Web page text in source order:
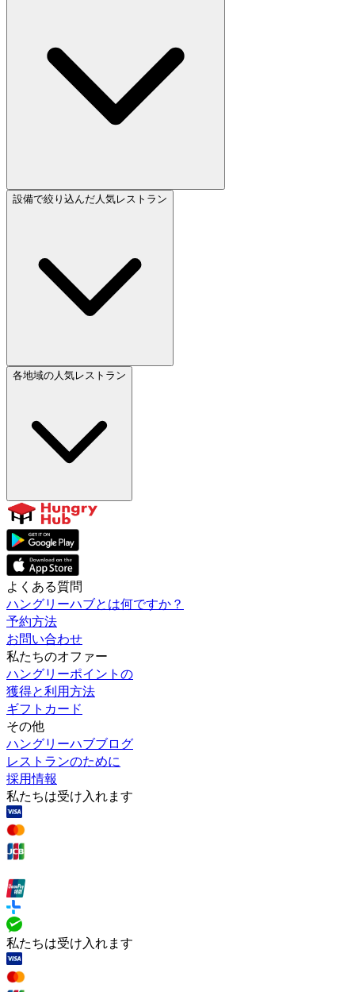
設備で絞り込んだ人気レストラン
各地域の人気レストラン
よくある質問
ハングリーハブとは何ですか？
予約方法
お問い合わせ
私たちのオファー
ハングリーポイントの
獲得と利用方法
ギフトカード
その他
ハングリーハブブログ
レストランのために
採用情報
私たちは受け入れます
私たちは受け入れます